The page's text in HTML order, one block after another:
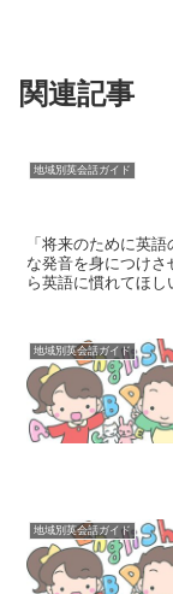
関連記事
地域別英会話ガイド
「将来のために英
な発音を身につけ
ら英語に慣れてほ
するのが、子供向
地域別英会話ガイド
地域別英会話ガイド